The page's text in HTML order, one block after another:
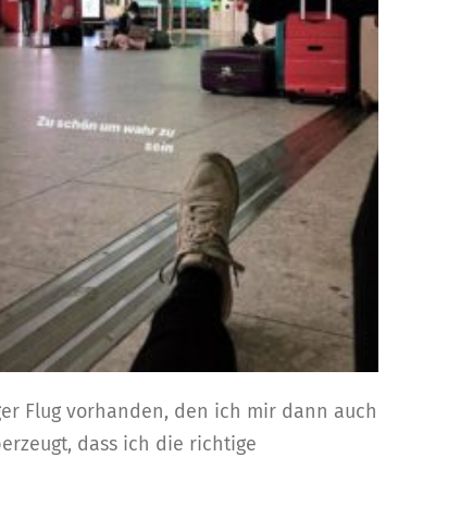
Flug vorhanden, den ich mir dann auch
dass ich die richtige